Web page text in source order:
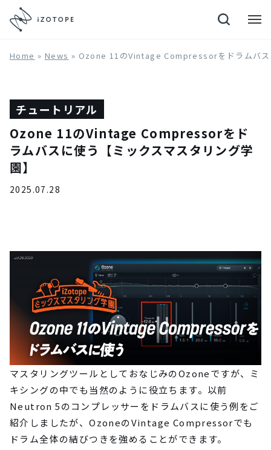
Home » News » Ozone 11のVintage Compressorをドラムバス
チュートリアル
Ozone 11のVintage Compressorをド
ラムバスに使う【ミックスマスタリング学
園】
2025.07.28
マスタリングツールとしておなじみのOzoneですが、ミ
キシングの中でも当然のように役立ちます。以前
Neutron 5のコンプレッサーをドラムバスに使う例をご
紹介しましたが、OzoneのVintage Compressorでも
ドラム全体の結びつきを強めることができます。